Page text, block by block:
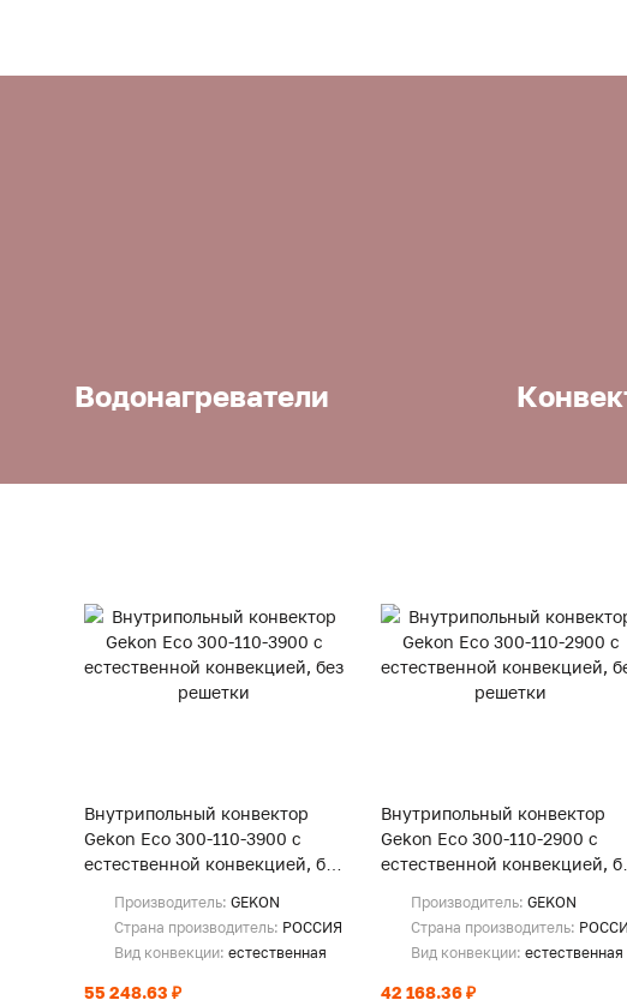
Водонагреватели
Внутрипольный конвектор
Gekon Eco 300-110-3900 с
естественной конвекцией, без
Производитель: GEKON
Страна производитель: РОССИЯ
Вид конвекции: естественная
55 248.63 ₽
Внутрипольный конвектор
Gekon Eco 300-110-2900 с
естественной конвекцией,
Производитель: GEKON
Страна производитель:
Вид конвекции: естественная
42 168.36 ₽